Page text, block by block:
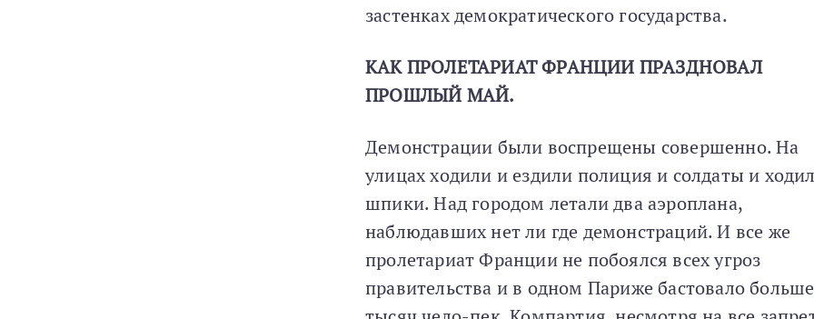
застенках демократического государства.
КАК ПРОЛЕТАРИАТ ФРАНЦИИ ПРАЗДНОВАЛ
ПРОШЛЫЙ МАЙ.
Демонстрации были воспрещены совершенно. На
улицах ходили и ездили полиция и солдаты и
шпики. Над городом летали два аэроплана,
наблюдавших нет ли где демонстраций. И все же
пролетариат Франции не побоялся всех угроз
правительства и в одном Париже бастовало